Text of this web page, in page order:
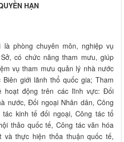
HẠN
phòng chuyên môn, nghiệp vụ
có chức năng tham mưu, giúp
vụ tham mưu quản lý nhà nước
giới lãnh thổ quốc gia; Tham
hoạt động trên các lĩnh vực: Đối
nước, Đối ngoại Nhân dân, Công
kinh tế đối ngoại, Công tác tổ
thảo quốc tế, Công tác văn hóa
và thực hiện thỏa thuận quốc tế,